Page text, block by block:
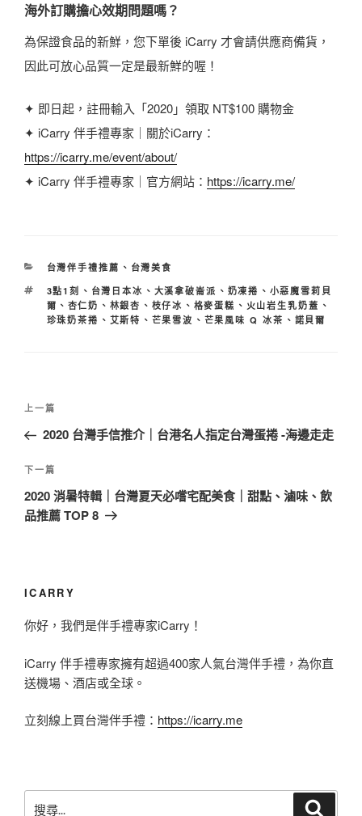
海外訂購擔心效期問題嗎？
為保證食品的新鮮，您下單後 iCarry 才會請供應商備貨，
因此可放心品質一定是最新鮮的喔！
✦ 即日起，註冊輸入「2020」領取 NT$100 購物金
✦ iCarry 伴手禮專家｜關於iCarry：
https://icarry.me/event/about/
✦ iCarry 伴手禮專家｜官方網站： https://icarry.me/
分
台灣伴手禮推薦 、 台灣美食
標
籤
3點1刻 、 台灣日本冰 、 大溪拿破崙派 、 奶凍捲 、 小惡魔雪莉貝
爾 、 杏仁奶 、 林銀杏 、 枝仔冰 、 格麥蛋糕 、 火山岩生乳奶蓋 、
珍珠奶茶捲 、 艾斯特 、 芒果雪波 、 芒果風味 Q 冰茶 、 諾貝爾
文
導
覽
上
一
文
章
上一篇
2020 台灣手信推介｜台港名人指定台灣蛋捲 -海邊走走
下
一
篇
下一篇
2020 消暑特輯｜台灣夏天必嚐宅配美食｜甜點、滷味、飲
品推薦 TOP 8
ICARRY
你好，我們是伴手禮專家iCarry！
iCarry 伴手禮專家擁有超過400家人氣台灣伴手禮，為你直
送機場、酒店或全球。
立刻線上買台灣伴手禮： https://icarry.me